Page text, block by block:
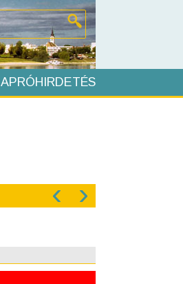
APRÓHIRDETÉS
‹ ›